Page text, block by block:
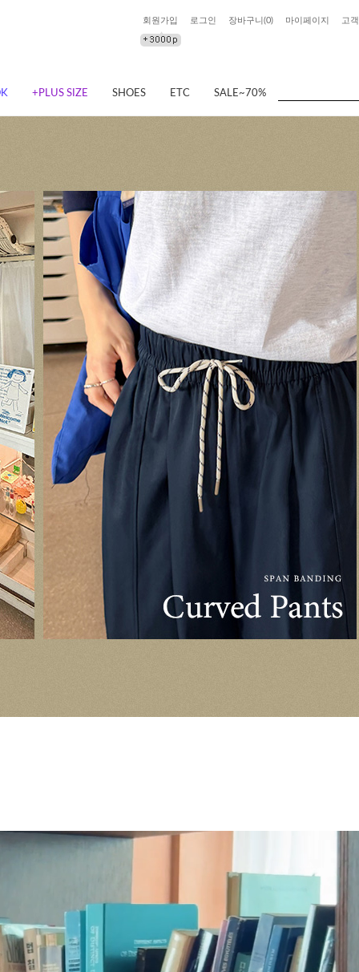
회원가입 로그인 장바구니(0) 마이페이지 고
+PLUS SIZE SHOES ETC SALE~70%